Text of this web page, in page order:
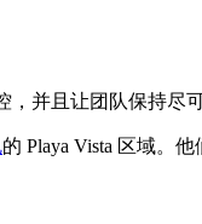
，并且让团队保持尽
的 Playa Vista 区域。